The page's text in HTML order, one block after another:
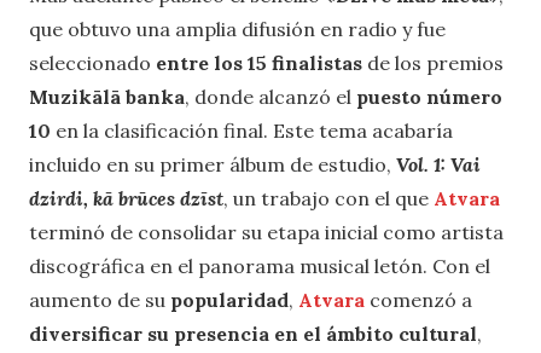
que obtuvo una amplia difusión en radio y fue
seleccionado entre los 15 finalistas de los premios
Muzikālā banka, donde alcanzó el puesto número
10 en la clasificación final. Este tema acabaría
incluido en su primer álbum de estudio, Vol. 1: Vai
dzirdi, kā brūces dzīst, un trabajo con el que Atvara
terminó de consolidar su etapa inicial como artista
discográfica en el panorama musical letón. Con el
aumento de su popularidad, Atvara comenzó a
diversificar su presencia en el ámbito cultural,